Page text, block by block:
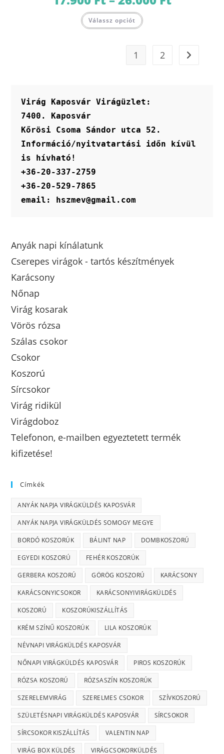
17.900 Ft
Válassz opciót a
1 2
Virág Kaposvár Virágüzlet:
7400. Kaposvár
Kőrösi Csoma Sándor utca 52.
Információ/nyitvatartási időn kívül
is hívható!
+36-20-337-2759
+36-20-529-7865
email: hszmev@gmail.com
Anyák napi kínálatunk
Cserepes virágok - tartós készítmények
Karácsony
Nőnap
Virág kosarak
Vörös rózsa
Szálas csokor
Csokor
Koszorú
Sírcsokor
Virág ridikül
Virágdoboz
Telefonon, e-mailben egyeztetett termék
kifizetése!
Címkék
ANYÁK NAPJA VIRÁGKÜLDÉS KAPOSVÁR
ANYÁK NAPJA VIRÁGKÜLDÉS SOMOGY MEGYE
BORDÓ KOSZORÚK BÁLINT NAP DOMBKOSZORÚ
EGYEDI KOSZORÚ FEHÉR KOSZORÚK
GERBERA KOSZORÚ GÖRÖG KOSZORÚ KARÁCSONY
KARÁCSONYICSOKOR KARÁCSONYIVIRÁGKÜLDÉS
KOSZORÚ KOSZORÚKISZÁLLÍTÁS
KRÉM SZÍNŰ KOSZORÚK LILA KOSZORÚK
NÉVNAPI VIRÁGKÜLDÉS KAPOSVÁR
NŐNAPI VIRÁGKÜLDÉS KAPOSVÁR PIROS KOSZORÚK
RÓZSA KOSZORÚ RÓZSASZÍN KOSZORÚK
SZERELEMVIRÁG SZERELMES CSOKOR SZÍVKOSZORÚ
SZÜLETÉSNAPI VIRÁGKÜLDÉS KAPOSVÁR SÍRCSOKOR
SÍRCSOKOR KISZÁLLÍTÁS VALENTIN NAP
VIRÁG BOX KÜLDÉS VIRÁGCSOKORKÜLDÉS